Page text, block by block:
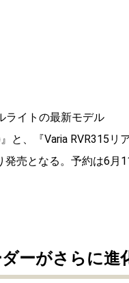
ライトの最新モデル
と、『Varia RVR315リ
発売となる。予約は6月
ーがさらに進